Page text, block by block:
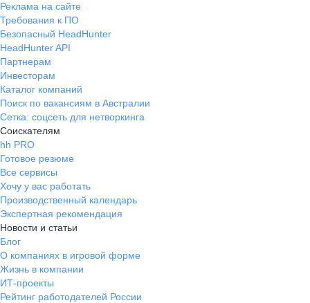
Реклама на сайте
Требования к ПО
Безопасный HeadHunter
HeadHunter API
Партнерам
Инвесторам
Каталог компаний
Поиск по вакансиям в Австралии
Сетка: соцсеть для нетворкинга
Соискателям
hh PRO
Готовое резюме
Все сервисы
Хочу у вас работать
Производственный календарь
Экспертная рекомендация
Новости и статьи
Блог
О компаниях в игровой форме
Жизнь в компании
ИТ-проекты
Рейтинг работодателей России